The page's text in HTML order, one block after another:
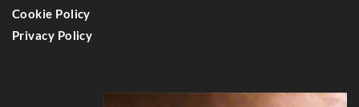
Cookie Policy
Privacy Policy